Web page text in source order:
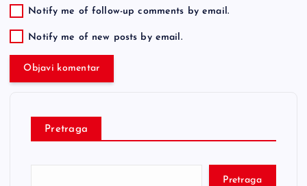
Notify me of follow-up comments by email.
Notify me of new posts by email.
Pretraga
Pretraga